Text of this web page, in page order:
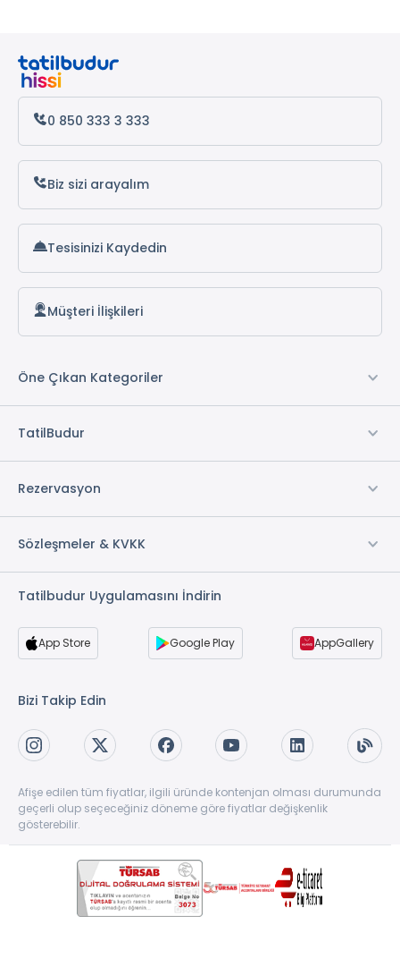
0 850 333 3 333
Biz sizi arayalım
Tesisinizi Kaydedin
Müşteri İlişkileri
Öne Çıkan Kategoriler
TatilBudur
Rezervasyon
Sözleşmeler & KVKK
Tatilbudur Uygulamasını İndirin
App Store Google Play AppGallery
Bizi Takip Edin
Afişe edilen tüm fiyatlar, ilgili üründe kontenjan olması durumunda
geçerli olup seçeceğiniz döneme göre fiyatlar değişkenlik
gösterebilir.